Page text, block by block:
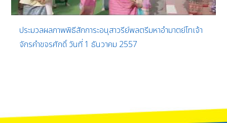
ประมวลผลภาพพิธีสักการะอนุสาวรีย์พลตรีมหาอำมาตย์โทเจ้า
จักรคำขจรศักดิ์ วันที่ 1 ธันวาคม 2557